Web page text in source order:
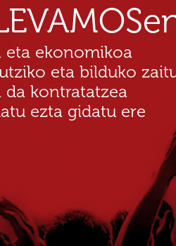
eta ekonomikoa
eta bilduko
da kontratatzea
ezta gidatu ere